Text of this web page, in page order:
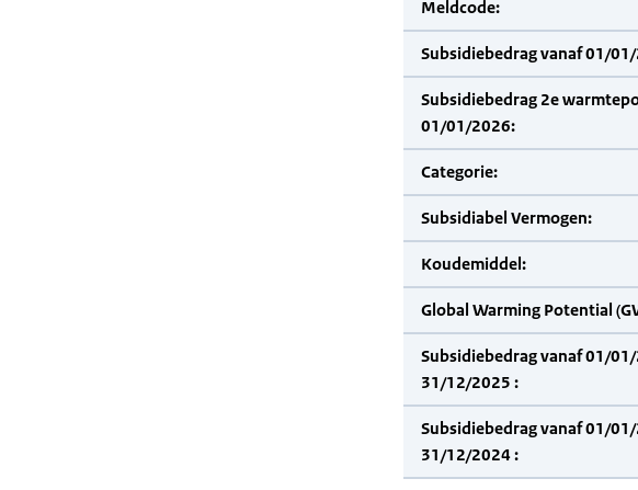
Meldcode:
Subsidiebedrag vanaf 01/
Subsidiebedrag 2e
01/01/2026:
Categorie:
Subsidiabel Vermogen:
Koudemiddel:
Global Warming Potential
Subsidiebedrag vanaf 01/
31/12/2025 :
Subsidiebedrag vanaf 01/
31/12/2024 :